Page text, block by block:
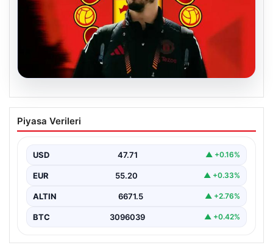
Manchester United resmen duyurdu!
Altay Bayındır’ın yeni adresi belli oldu
Piyasa Verileri
USD 47.71 ▲ +0.16%
EUR 55.20 ▲ +0.33%
ALTIN 6671.5 ▲ +2.76%
BTC 3096039 ▲ +0.42%